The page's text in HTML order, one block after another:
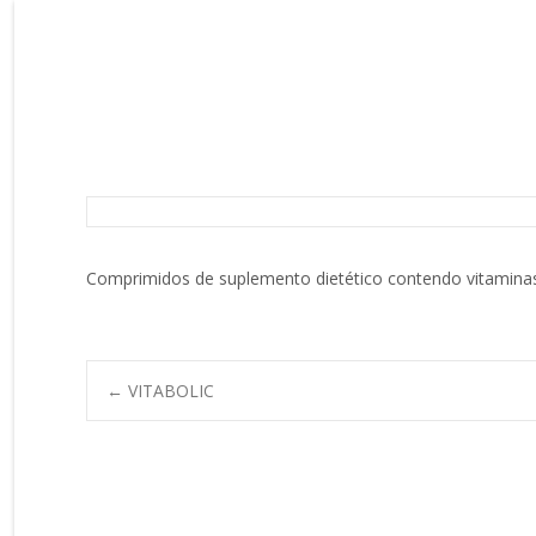
Comprimidos de suplemento dietético contendo
Post
← VITABOLIC